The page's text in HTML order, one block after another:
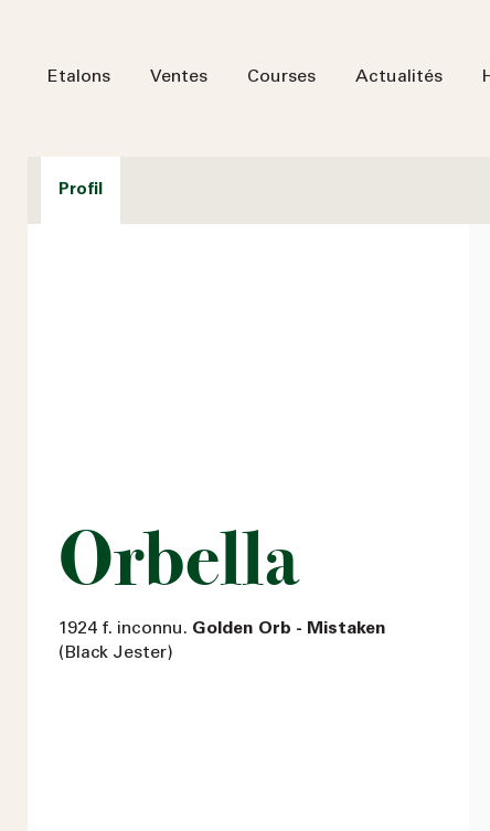
Etalons Ventes Courses Actualités
Profil
Orbella
1924 f. inconnu. Golden Orb - Mistaken
(Black Jester)